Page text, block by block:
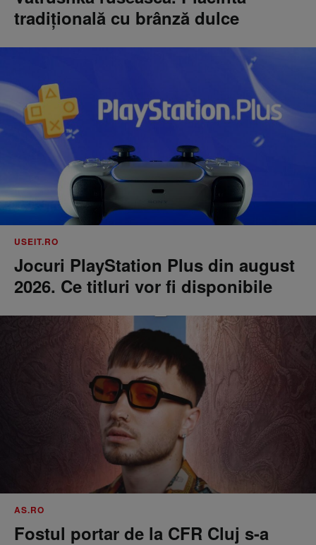
tradițională cu brânză dulce
USEIT.RO
Jocuri PlayStation Plus din august
2026. Ce titluri vor fi disponibile
AS.RO
Fostul portar de la CFR Cluj s-a